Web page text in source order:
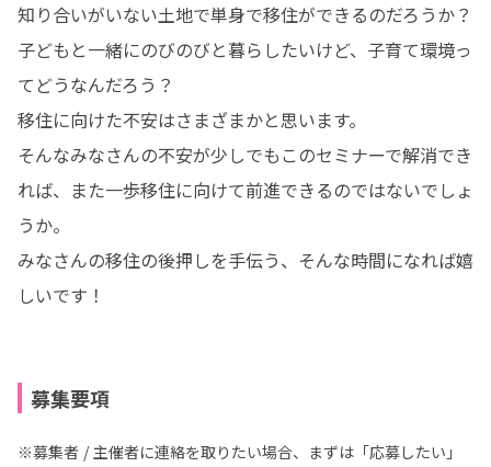
知り合いがいない土地で単身で移住ができるのだろうか？
子どもと一緒にのびのびと暮らしたいけど、子育て環境っ
てどうなんだろう？
移住に向けた不安はさまざまかと思います。
そんなみなさんの不安が少しでもこのセミナーで解消でき
れば、また一歩移住に向けて前進できるのではないでしょ
うか。
みなさんの移住の後押しを手伝う、そんな時間になれば嬉
しいです！
募集要項
※募集者 / 主催者に連絡を取りたい場合、まずは「応募したい」